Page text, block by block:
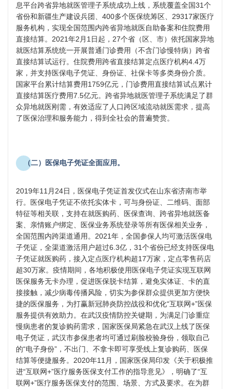
息平台跨省异地就医管理子系统成功上线，系统覆盖全国31个
省份和新疆生产建设兵团、400多个医保统筹区、29317家医疗
服务机构，实现全国范围内跨省异地就医自助备案和住院费用
直接结算。2021年2月1日起，27个省（区、市）依托国家异地
就医结算系统统一开展普通门诊费用（不含门诊慢特病）跨省
直接结算试运行。住院费用跨省直接结算定点医疗机构4.4万
家，并支持医保电子凭证、身份证、社保卡等多类身份介质。
国家平台累计结算费用1759亿元，门诊费用直接结算试点累计
直接结算医疗费用7.5亿元。跨省异地就医管理子系统满足了群
众异地就医刚需，有效适应了人口跨区域流动就医需求，提高
了医保治理和服务能力，得到全社会的普遍赞赏。
（二）医保电子凭证全面应用。
2019年11月24日，医保电子凭证首发仪式在山东省济南市举
行。医保电子凭证不依托实体卡，可与身份证、二维码、面部
特征等相关联，支持在就医购药、医保查询、跨省异地就医备
案、亲情账户绑定、医保业务系统登录等所有医保相关业务，
全国范围内跨渠道通用。2021年，全国参保人均可激活医保电
子凭证，全渠道激活用户超过6.3亿，31个省份已经支持医保电
子凭证就医购药，接入定点医疗机构超17万家，定点零售药店
超30万家。疫情期间，各地积极使用医保电子凭证实现互联网
医保服务无卡办理，促进医保脱卡结算，避免实体证、卡的直
接接触，减少病毒传播风险，切实为参保群众提供更加方便快
捷的医保服务，为打赢新冠肺炎防控战役和优化“互联网+”医保
服务提供有效助力。在武汉疫情防控关键期，为满足门诊重症
慢病患者的复诊购药需求，国家医保局紧急在武汉上线了医保
电子凭证，武汉市参保患者均可通过刷脸校验身份，领取自己
的“电子身份”，不出门、不拿卡即可享受线上复诊购药、医保
结算等便捷服务。2020年11月，国家医保局印发《关于积极推
进“互联网+”医疗服务医保支付工作的指导意见》，明确了“互
联网+”医疗服务医保支付的范围、场景、方式及要求。在为群